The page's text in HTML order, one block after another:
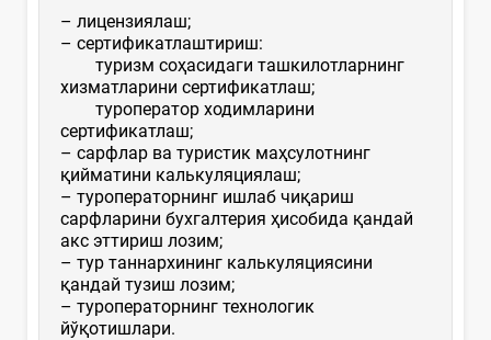
– лицензиялаш;
– сертификатлаштириш:
туризм соҳасидаги ташкилотларнинг
хизматларини сертификатлаш;
туроператор ходимларини
сертификатлаш;
– сарфлар ва туристик маҳсулотнинг
қийматини калькуляциялаш;
– туроператорнинг ишлаб чиқариш
сарфларини бухгалтерия ҳисобида қандай
акс эттириш лозим;
– тур таннархининг калькуляциясини
қандай тузиш лозим;
– туроператорнинг технологик
йўқотишлари.